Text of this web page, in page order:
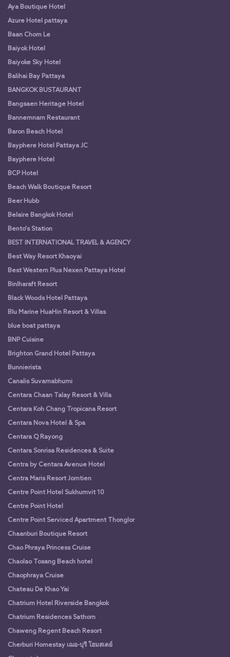
Aya Boutique Hotel
Azure Hotel pattaya
Baan Chom Le
Baiyok Hotel
Baiyoke Sky Hotel
Balihai Bay Pattaya
BANGKOK BUSTAURANT
Bangsaen Heritage Hotel
Bannernnam Restaurant
Baron Beach Hotel
Bayphere Hotel Pattaya JC
Bayphere Hotel
BCP Hotel
Beach Walk Boutique Resort
Beer Hubb
Belaire Bangkok Hotel
Bento's Station
BEST INTERNATIONAL TRAVEL & AGENCY
Best Way Resort Khaoyai
Best Western Plus Nexen Pattaya Hotel
Binlharaft Resort
Black Woods Hotel Pattaya
Blu Marine HuaHin Resort & Villas
blue boat pattaya
BNP Cuisine
Brighton Grand Hotel Pattaya
Bunnierista
Canalis Suvarnabhumi
Centara Chaan Talay Resort & Villa
Centara Koh Chang Tropicana Resort
Centara Nova Hotel & Spa
Centara Q Rayong
Centara Sonrisa Residences & Suite
Centra by Centara Avenue Hotel
Centra Maris Resort Jomtien
Centre Point Hotel Sukhumvit 10
Centre Point Hotel
Centre Point Serviced Apartment Thonglor
Chaanburi Boutique Resort
Chao Phraya Princess Cruise
Chaolao Tosang Beach hotel
Chaophraya Cruise
Chateau De Khao Yai
Chatrium Hotel Riverside Bangkok
Chatrium Residences Sathorn
Chaweng Regent Beach Resort
Cherburi Homestay เฌอ-บุรี โฮมสเตย์